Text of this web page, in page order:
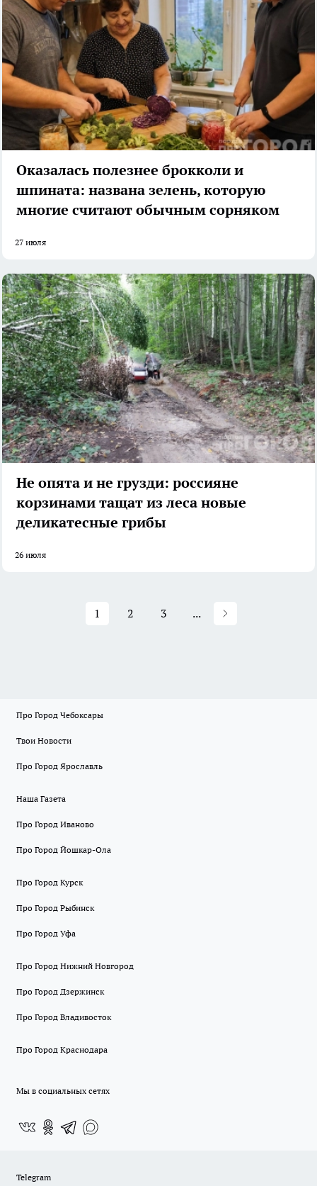
Оказалась полезнее брокколи и
шпината: названа зелень, которую
многие считают обычным сорняком
27 июля
Не опята и не грузди: россияне
корзинами тащат из леса новые
деликатесные грибы
26 июля
1 2 3 ...
Про Город Чебоксары
Твои Новости
Про Город Ярославль
Наша Газета
Про Город Иваново
Про Город Йошкар-Ола
Про Город Курск
Про Город Рыбинск
Про Город Уфа
Про Город Нижний Новгород
Про Город Дзержинск
Про Город Владивосток
Про Город Краснодара
Мы в социальных сетях
Telegram